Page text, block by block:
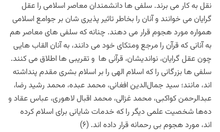
نقل به کار می برند. سلفی ها دانشمندان معاصر اسلامی را عقل
گرایان می خوانند و آنان را بخاطر تاثیر پذیری شان بر جوامع اسلامی
همواره مورد هجوم قرار می دهند. چنانه که سلفی های معاصر هم
به آنانی که قرآن را مرجع ومتکای خود می دانند، به آنان القاب هایی
چون عقل گرایان، نواندیشان، قرآنی ها و تقریبی ها اطلاق می کنند.
سلفی ها بزرگانی را که اسلام الهی را بر اسلام بشری مقدم پنداشته
اند، مانند؛ سید جمال‌الدین افغانی، محمد عبده، محمد رشید رضا،
عبدالرحمن کواکبی، محمد غزالی، محمد اقبال لاهوری، عباس عقاد و
ده‌ها شخصیت علمی دیگر را که خدمات شایانی برای اسلام کرده
اند، مورد هجوم بی رحمانه قرار داده اند. (۶)